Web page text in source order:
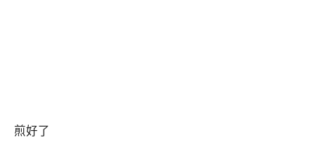
煎好了